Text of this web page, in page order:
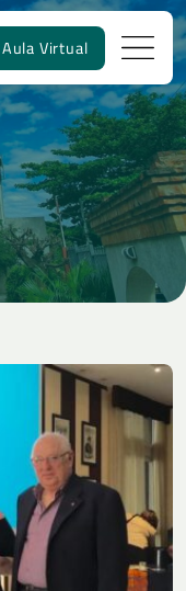
Aula Virtual